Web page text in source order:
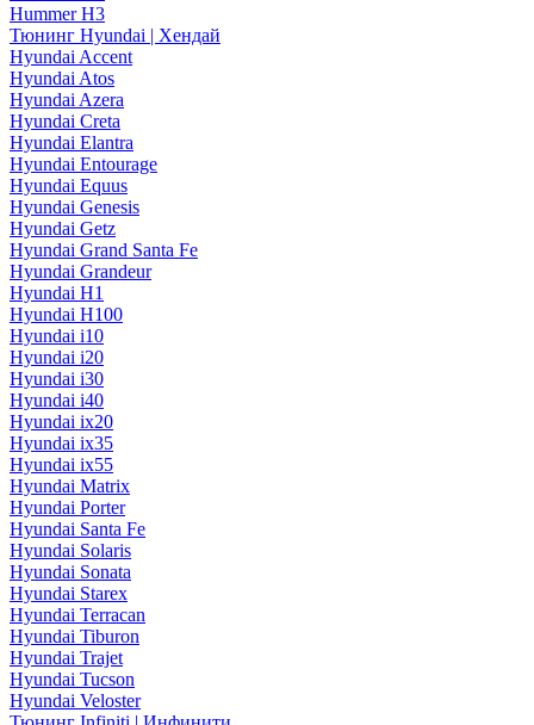
Hummer H3
Тюнинг Hyundai | Хендай
Hyundai Accent
Hyundai Atos
Hyundai Azera
Hyundai Creta
Hyundai Elantra
Hyundai Entourage
Hyundai Equus
Hyundai Genesis
Hyundai Getz
Hyundai Grand Santa Fe
Hyundai Grandeur
Hyundai H1
Hyundai H100
Hyundai i10
Hyundai i20
Hyundai i30
Hyundai i40
Hyundai ix20
Hyundai ix35
Hyundai ix55
Hyundai Matrix
Hyundai Porter
Hyundai Santa Fe
Hyundai Solaris
Hyundai Sonata
Hyundai Starex
Hyundai Terracan
Hyundai Tiburon
Hyundai Trajet
Hyundai Tucson
Hyundai Veloster